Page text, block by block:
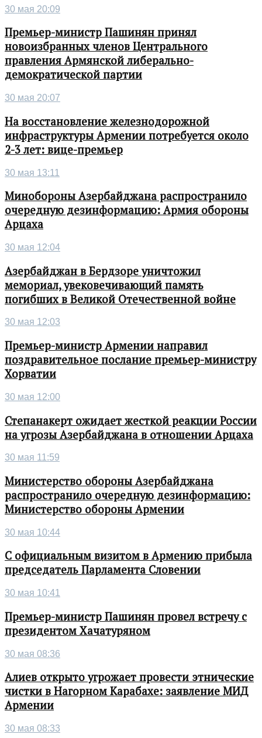
30 мая 20:09
Премьер-министр Пашинян принял
новоизбранных членов Центрального
правления Армянской либерально-
демократической партии
30 мая 20:07
На восстановление железнодорожной
инфраструктуры Армении потребуется около
2-3 лет: вице-премьер
30 мая 13:11
Минобороны Азербайджана распространило
очередную дезинформацию: Армия обороны
Арцаха
30 мая 12:04
Азербайджан в Бердзоре уничтожил
мемориал, увековечивающий память
погибших в Великой Отечественной войне
30 мая 12:03
Премьер-министр Армении направил
поздравительное послание премьер-министру
Хорватии
30 мая 12:00
Степанакерт ожидает жесткой реакции России
на угрозы Азербайджана в отношении Арцаха
30 мая 11:59
Министерство обороны Азербайджана
распространило очередную дезинформацию:
Министерство обороны Армении
30 мая 10:44
С официальным визитом в Армению прибыла
председатель Парламента Словении
30 мая 10:41
Премьер-министр Пашинян провел встречу с
президентом Хачатуряном
30 мая 08:36
Алиев открыто угрожает провести этнические
чистки в Нагорном Карабахе: заявление МИД
Армении
30 мая 08:33